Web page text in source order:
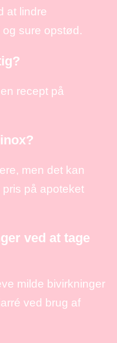
at lindre
sure opstød.
recept på
men det kan
på apoteket
ved at tage
milde bivirkninger
ved brug af